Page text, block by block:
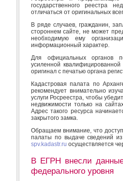
государственного реестра
отличаться от оригинальных
В ряде случаев, гражданин,
стороннем сайте, не может
необходимую ему
информационный характер.
Для официальных органов
усиленной
оригинал с печатью органа
Кадастровая палата по
рекомендует внимательно
услуги Росреестра, чтобы
недвижимости только на
Адрес такого ресурса
закрытого замка.
Обращаем внимание, что
палаты по выдаче сведений из
spv.kadastr.ru осуществляется
В ЕГРН внесли
федерального уровня